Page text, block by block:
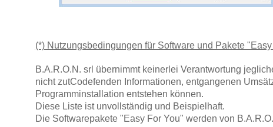
(*) Nutzungsbedingungen für Software und Pakete
B.A.R.O.N. srl übernimmt keinerlei Verantwortung
nicht zutCodefenden Informationen, entgangenen
Programminstallation entstehen können.
Diese Liste ist unvollständig und Beispielhaft.
Die Softwarepakete "Easy For You" werden von